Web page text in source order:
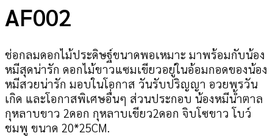
AF002
ช่อกลมดอกไม้ประดิษฐ์ขนาดพอเหมาะ มาพร้อมกับน้อง
หมีสุดน่ารัก ดอกไม้ขาวแซมเขียวอยู่ในอ้อมกอดของน้อง
หมีสวยน่ารัก มอบในโอกาส วันรับปริญญา อวยพรวัน
เกิด และโอกาสพิเศษอื่นๆ ส่วนประกอบ น้องหมีน้ำตาล
กุหลาบขาว 2ดอก กุหลาบเขียว2ดอก จิบโซขาว โบว์
ชมพู ขนาด 20*25CM.